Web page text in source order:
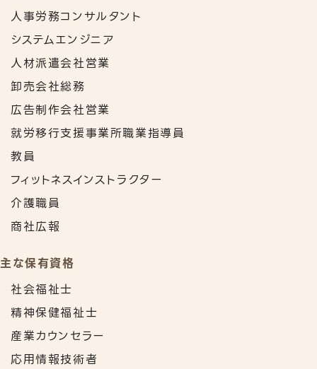
人事労務コンサルタント
システムエンジニア
人材派遣会社営業
卸売会社総務
広告制作会社営業
就労移行支援事業所職業指導員
教員
フィットネスインストラクター
介護職員
商社広報
主な保有資格
社会福祉士
精神保健福祉士
産業カウンセラー
応用情報技術者